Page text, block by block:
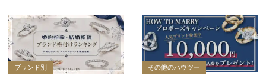
ブランド別 その他のハウツー